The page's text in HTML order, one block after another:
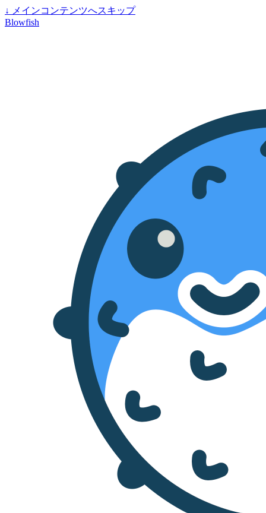
↓ メインコンテンツへスキップ
Blowfish